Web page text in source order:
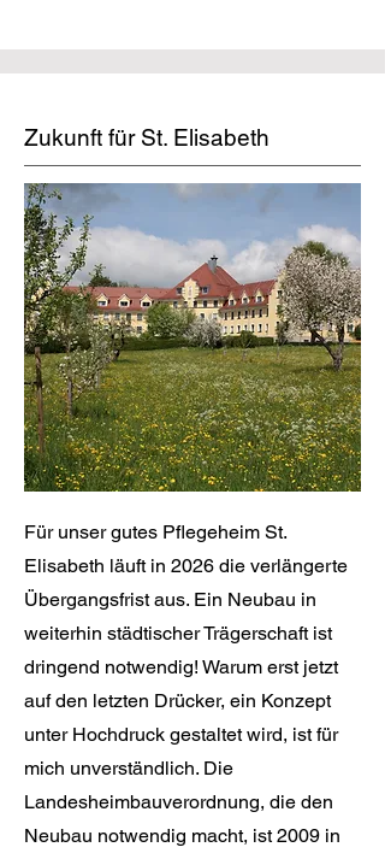
Zukunft für St. Elisabeth
Für unser gutes Pflegeheim St.
Elisabeth läuft in 2026 die verlängerte
Übergangsfrist aus. Ein Neubau in
weiterhin städtischer Trägerschaft ist
dringend notwendig! Warum erst jetzt
auf den letzten Drücker, ein Konzept
unter Hochdruck gestaltet wird, ist für
mich unverständlich. Die
Landesheimbauverordnung, die den
Neubau notwendig macht, ist 2009 in